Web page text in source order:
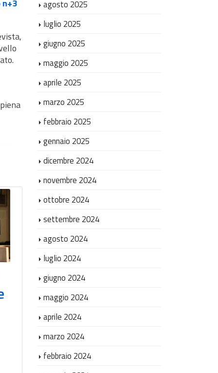
La giustizia è più
vicina: inaugurato
a Collemarino
l’Ufficio di
prossimità
comunale per la
volontaria
giurisdizione
agosto 2025
luglio 2025
giugno 2025
maggio 2025
aprile 2025
marzo 2025
febbraio 2025
gennaio 2025
dicembre 2024
novembre 2024
ottobre 2024
settembre 2024
agosto 2024
luglio 2024
giugno 2024
maggio 2024
aprile 2024
marzo 2024
febbraio 2024